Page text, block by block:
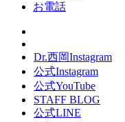
お電話
Dr.西岡Instagram
公式Instagram
公式YouTube
STAFF BLOG
公式LINE